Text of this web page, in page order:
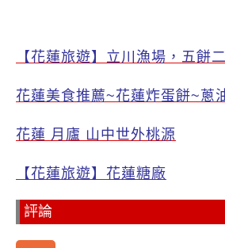
【花蓮旅遊】立川漁場，五餅
花蓮美食推薦~花蓮炸蛋餅~蔥
花蓮 月廬 山中世外桃源
【花蓮旅遊】花蓮糖廠
評論